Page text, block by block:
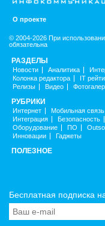
О проекте
© 2004-2026 При
обязательна
РАЗДЕЛЫ
Новости Аналитика
Колонка редактора
IT
Релизы
Видео
РУБРИКИ
Интернет Мобильная связь
Интеграция
Безопасность
Оборудование
ПО
Инновации
Гаджеты
ПОЛЕЗНОЕ
Бесплатная подписка